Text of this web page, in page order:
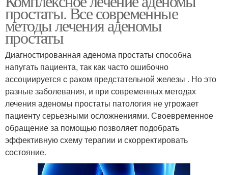
простаты. Все современные
методы лечения аденомы
простаты
Диагностированная аденома простаты способна
напугать пациента, так как часто ошибочно
ассоциируется с раком предстательной железы . Но это
разные заболевания, и при современных методах
лечения аденомы простаты патология не угрожает
пациенту серьезными осложнениями. Своевременное
обращение за помощью позволяет подобрать
эффективную схему терапии и скорректировать
состояние.